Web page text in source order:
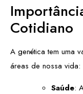
Cotidiano
A genética tem uma
áreas de nossa vida:
Saúde: